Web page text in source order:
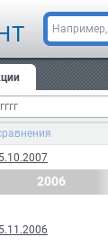
Например,
2006